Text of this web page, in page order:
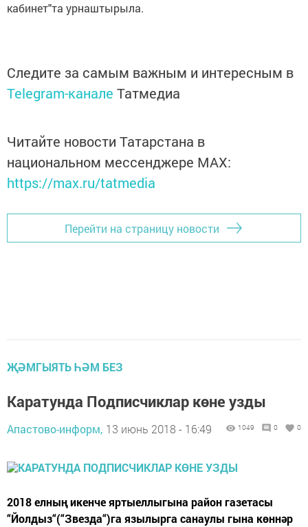
кабинет"та урнаштырыла.
Следите за самым важным и интересным в
Telegram-канале Татмедиа
Читайте новости Татарстана в
национальном мессенджере MАХ:
https://max.ru/tatmedia
Перейти на страницу новости
ҖӘМГЫЯТЬ ҺӘМ БЕЗ
Каратунда Подписчиклар көне узды
Апастово-информ, 13 июнь 2018 - 16:49 1049 0 0
2018 елның икенче яртыеллыгына район газетасы
“Йолдыз“(“Звезда“)га язылырга санаулы гына көннәр